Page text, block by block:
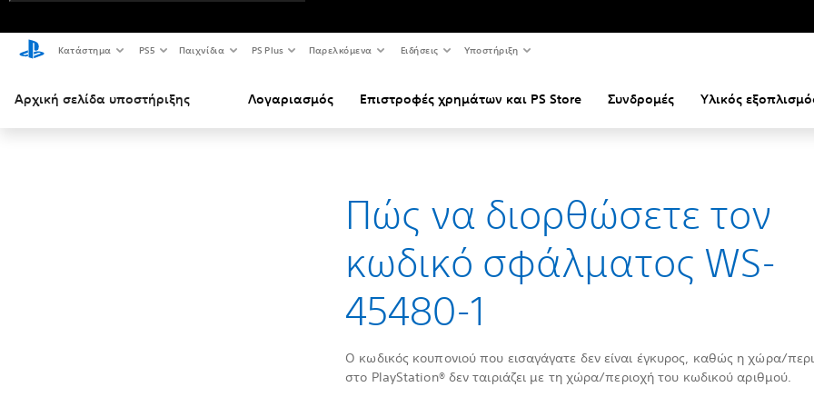
Κατάστημα PS5 Παιχνίδια PS Plus Παρελκόμενα Ειδήσεις Υποστήριξη
Αρχική σελίδα υποστήριξης Λογαριασμός Επιστροφές χρημάτων και PS Store Συνδρομές Υλικός
Πώς να διορθώσετε τον
κωδικό σφάλματος WS-
45480-1
Ο κωδικός κουπονιού που εισαγάγατε δεν είναι έγκυρος, καθώς η χώρα/
στο PlayStation® δεν ταιριάζει με τη χώρα/περιοχή του κωδικού αριθμού.